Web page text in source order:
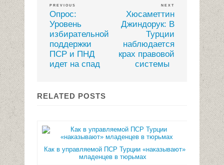
PREVIOUS
Опрос:
Уровень
избирательной
поддержки
ПСР и ПНД
идет на спад
NEXT
Хюсаметтин
Джиндорук: В
Турции
наблюдается
крах правовой
системы
RELATED POSTS
Как в управляемой ПСР Турции «наказывают»
младенцев в тюрьмах